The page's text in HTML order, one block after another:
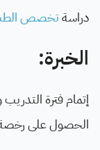
دراسةتخصص
الخبرة:
إتمام فترة
الحصول على رخصة